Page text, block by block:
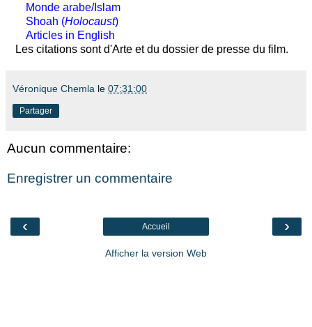
Monde arabe/Islam
Shoah (Holocaust)
Articles in English
Les citations sont d'Arte et du dossier de presse du film.
Véronique Chemla le 07:31:00
Partager
Aucun commentaire:
Enregistrer un commentaire
‹ ›
Accueil
Afficher la version Web